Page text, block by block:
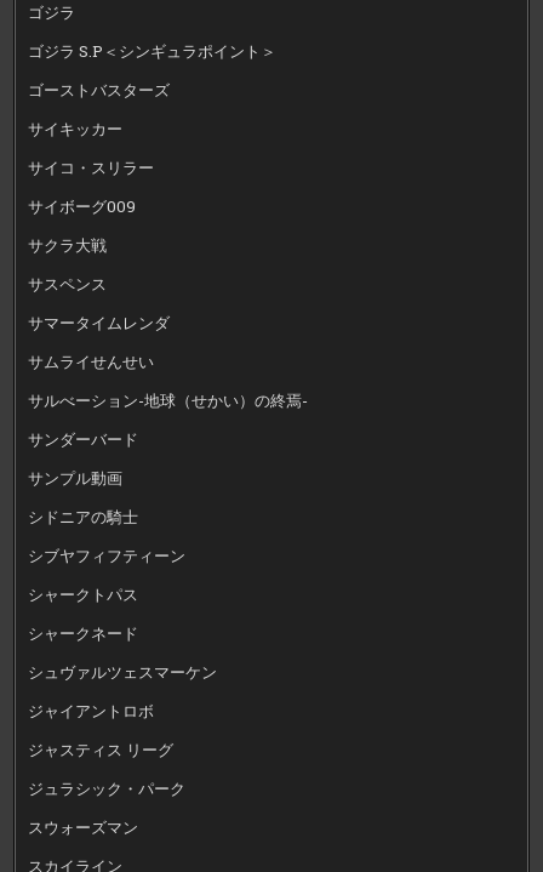
ゴジラ
ゴジラ S.P＜シンギュラポイント＞
ゴーストバスターズ
サイキッカー
サイコ・スリラー
サイボーグ009
サクラ大戦
サスペンス
サマータイムレンダ
サムライせんせい
サルべーション-地球（せかい）の終焉-
サンダーバード
サンプル動画
シドニアの騎士
シブヤフィフティーン
シャークトパス
シャークネード
シュヴァルツェスマーケン
ジャイアントロボ
ジャスティス リーグ
ジュラシック・パーク
スウォーズマン
スカイライン